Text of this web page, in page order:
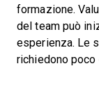
formazione.
del team può
esperienza. Le
richiedono